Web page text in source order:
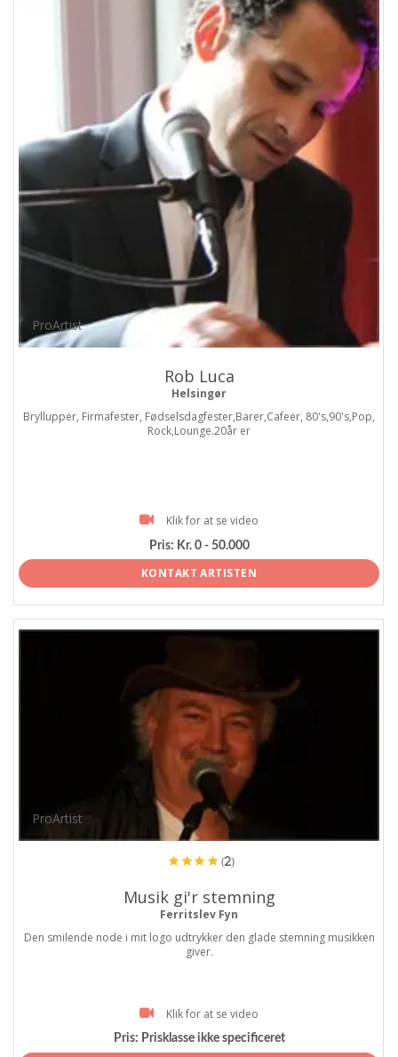
ProArtist
Rob Luca
Helsingør
Bryllupper, Firmafester, Fødselsdagfester,Barer,Cafeer, 80's,90's,Pop,
Rock,Lounge.20år er
Klik for at se video
Pris: Kr. 0 - 50.000
KONTAKT ARTISTEN
ProArtist
(2)
Musik gi'r stemning
Ferritslev Fyn
Den smilende node i mit logo udtrykker den glade stemning musikken
giver.
Klik for at se video
Pris: Prisklasse ikke specificeret